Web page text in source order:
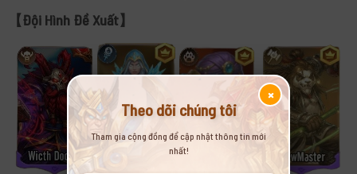
【Đội Hình Đề Xuất】
×
Theo dõi chúng tôi
Tham gia cộng đồng để cập nhật thông tin mới
nhất!